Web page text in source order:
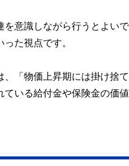
を意識しながら行うとよい
た視点です。
、「物価上昇期には掛け捨
いる給付金や保険金の価